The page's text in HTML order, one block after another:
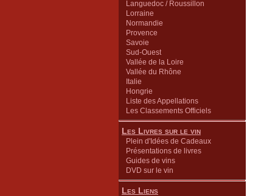
Languedoc / Roussillon
Lorraine
Normandie
Provence
Savoie
Sud-Ouest
Vallée de la Loire
Vallée du Rhône
Italie
Hongrie
Liste des Appellations
Les Classements Officiels
Les Livres sur le vin
Plein d'Idées de Cadeaux
Présentations de livres
Guides de vins
DVD sur le vin
Les Liens